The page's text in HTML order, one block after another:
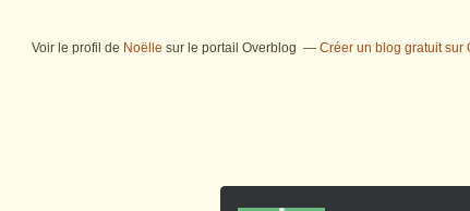
Voir le profil de Noëlle sur le portail Overblog Créer un blog gratuit sur